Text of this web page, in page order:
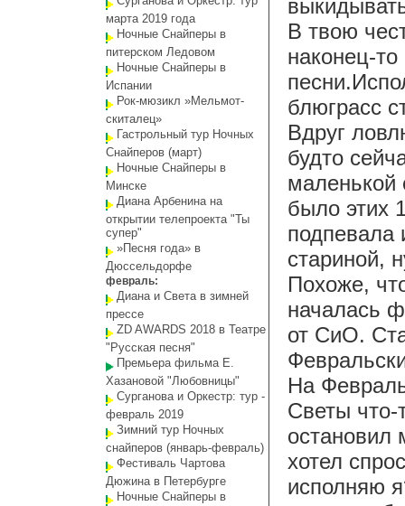
марта 2019 года
Ночные Снайперы в
питерском Ледовом
Ночные Снайперы в
Испании
Рок-мюзикл »Мельмот-
скиталец»
Гастрольный тур Ночных
Снайперов (март)
Ночные Снайперы в
Минске
Диана Арбенина на
открытии телепроекта "Ты
супер"
»Песня года» в
Дюссельдорфе
февраль:
Диана и Света в зимней
прессе
ZD AWARDS 2018 в Театре
"Русская песня"
Премьера фильма Е.
Хазановой "Любовницы"
Сурганова и Оркестр: тур -
февраль 2019
Зимний тур Ночных
снайперов (январь-февраль)
Фестиваль Чартова
Дюжина в Петербурге
Ночные Снайперы в
В твою
наконец-
блюграсс
Вдруг
будто
маленькой
было этих
подпевала
стариной,
Похоже,
началась
от СиО.
На
Светы что-
остановил
хотел
исполняю